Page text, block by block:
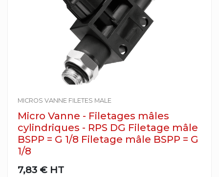
MICROS VANNE FILETES MALE
Micro Vanne - Filetages mâles
cylindriques - RPS DG Filetage mâle
BSPP = G 1/8 Filetage mâle BSPP = G
1/8
7,83 € HT